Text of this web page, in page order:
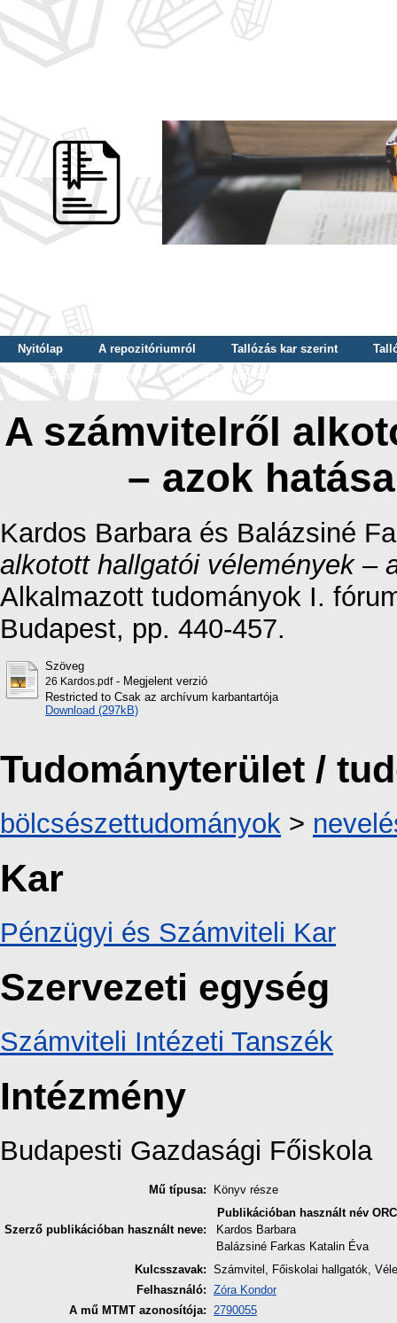
Nyitólap A repozitóriumról Tallózás kar szerint
Tallózás dátum szerint
Tallózás tudományterület szerint
A számvitelről
– azok
Kardos Barbaraés Balázsiné
alkotott hallgatói vélemények –
Alkalmazott tudományok I.
Budapest, pp. 440-457.
Szöveg
26 Kardos.pdf- Megjelent verzió
Restricted to Csak az archívum karbantartója
Download (297kB)
Tudományterület /
bölcsészettudományok >
Kar
Pénzügyi és Számviteli Kar
Szervezeti egység
Számviteli Intézeti Tanszék
Intézmény
Budapesti Gazdasági Főiskola
Mű típusa: Könyv része
Szerző publikációban használt neve:
Publikációban használt név
Kardos Barbara
Balázsiné Farkas Katalin Éva
Kulcsszavak: Számvitel, Főiskolai hallgatók,
Felhasználó: Zóra Kondor
A mű MTMT azonosítója: 2790055